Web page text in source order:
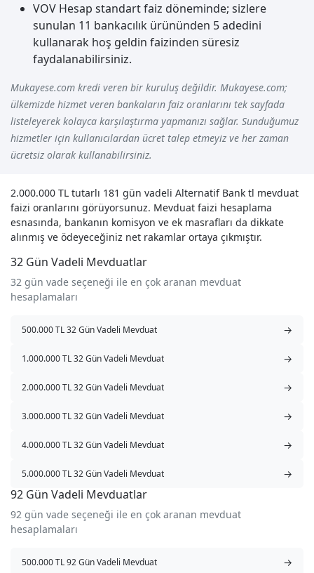
VOV Hesap standart faiz döneminde; sizlere
sunulan 11 bankacılık ürününden 5 adedini
kullanarak hoş geldin faizinden süresiz
faydalanabilirsiniz.
Mukayese.com kredi veren bir kuruluş değildir. Mukayese.com;
ülkemizde hizmet veren bankaların faiz oranlarını tek sayfada
listeleyerek kolayca karşılaştırma yapmanızı sağlar. Sunduğumuz
hizmetler için kullanıcılardan ücret talep etmeyiz ve her zaman
ücretsiz olarak kullanabilirsiniz.
2.000.000 TL tutarlı 181 gün vadeli Alternatif Bank tl mevduat
faizi oranlarını görüyorsunuz. Mevduat faizi hesaplama
esnasında, bankanın komisyon ve ek masrafları da dikkate
alınmış ve ödeyeceğiniz net rakamlar ortaya çıkmıştır.
32 Gün Vadeli Mevduatlar
32 gün vade seçeneği ile en çok aranan mevduat
hesaplamaları
500.000 TL 32 Gün Vadeli Mevduat →
1.000.000 TL 32 Gün Vadeli Mevduat →
2.000.000 TL 32 Gün Vadeli Mevduat →
3.000.000 TL 32 Gün Vadeli Mevduat →
4.000.000 TL 32 Gün Vadeli Mevduat →
5.000.000 TL 32 Gün Vadeli Mevduat →
92 Gün Vadeli Mevduatlar
92 gün vade seçeneği ile en çok aranan mevduat
hesaplamaları
500.000 TL 92 Gün Vadeli Mevduat →